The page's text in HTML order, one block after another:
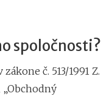
spoločnosti?
č. 513/1991 Z.